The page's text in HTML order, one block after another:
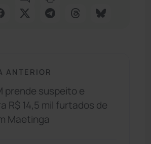
ANTERIOR
prende suspeito e
R$ 14,5 mil furtados de
Maetinga